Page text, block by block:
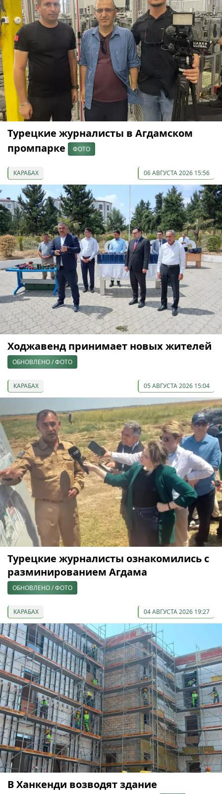
Турецкие журналисты в Агдамском
промпарке
ФОТО
КАРАБАХ 06 АВГУСТА 2026 15:56
Ходжавенд принимает новых жителей
ОБНОВЛЕНО / ФОТО
КАРАБАХ 05 АВГУСТА 2026 15:04
Турецкие журналисты ознакомились с
разминированием Агдама
ОБНОВЛЕНО / ФОТО
КАРАБАХ 04 АВГУСТА 2026 19:27
В Ханкенди возводят здание